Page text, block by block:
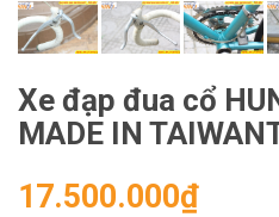
Xe đạp đua cổ
MADE IN
17.500.000₫